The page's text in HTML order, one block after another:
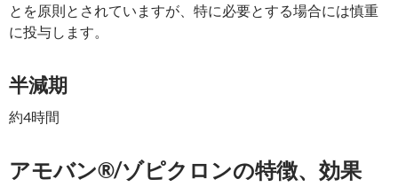
とを原則とされていますが、特に必要とする場合には慎重
に投与します。
半減期
約4時間
アモバン®/ゾピクロンの特徴、効果